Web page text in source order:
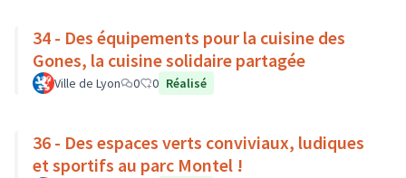
34 - Des équipements pour la cuisine des
Gones, la cuisine solidaire partagée
Ville de Lyon 0 0 Réalisé
36 - Des espaces verts conviviaux, ludiques
et sportifs au parc Montel !